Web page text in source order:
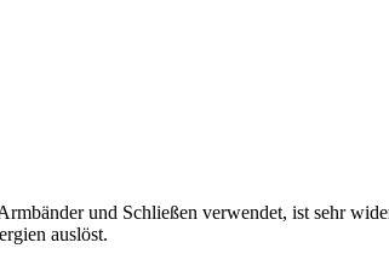
und Schließen verwendet, ist sehr
auslöst.